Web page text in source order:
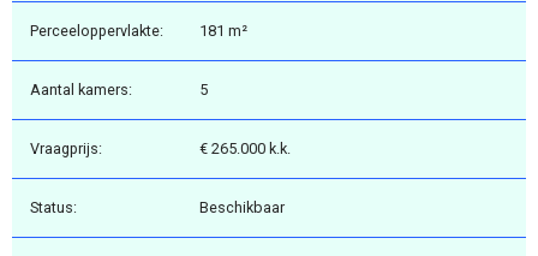
Perceeloppervlakte: 181 m²
Aantal kamers: 5
Vraagprijs: € 265.000 k.k.
Status: Beschikbaar